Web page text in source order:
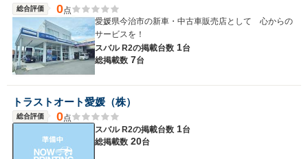
総合評価 0点
愛媛県今治市の新車・中古車販売店として 心からの
サービスを！
スバル R2の掲載台数 1台
総掲載数 7台
トラストオート愛媛（株）
総合評価 0点
スバル R2の掲載台数 1台
総掲載数 20台